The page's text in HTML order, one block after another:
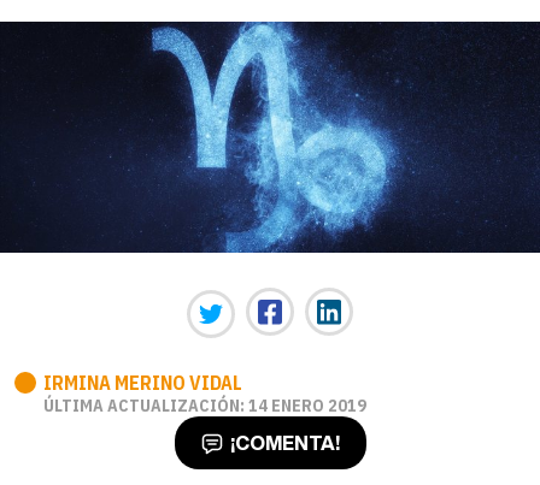
IRMINA MERINO VIDAL
ÚLTIMA ACTUALIZACIÓN: 14 ENERO 2019
¡COMENTA!